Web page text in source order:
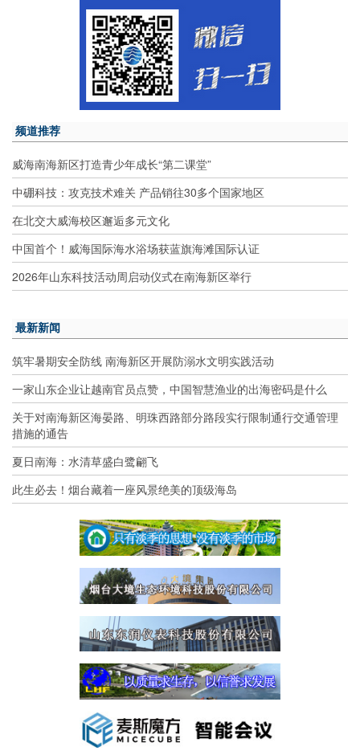
频道推荐
威海南海新区打造青少年成长“第二课堂”
中硼科技：攻克技术难关 产品销往30多个国家地区
在北交大威海校区邂逅多元文化
中国首个！威海国际海水浴场获蓝旗海滩国际认证
2026年山东科技活动周启动仪式在南海新区举行
最新新闻
筑牢暑期安全防线 南海新区开展防溺水文明实践活动
一家山东企业让越南官员点赞，中国智慧渔业的出海密码是什么
关于对南海新区海晏路、明珠西路部分路段实行限制通行交通管理
措施的通告
夏日南海：水清草盛白鹭翩飞
此生必去！烟台藏着一座风景绝美的顶级海岛